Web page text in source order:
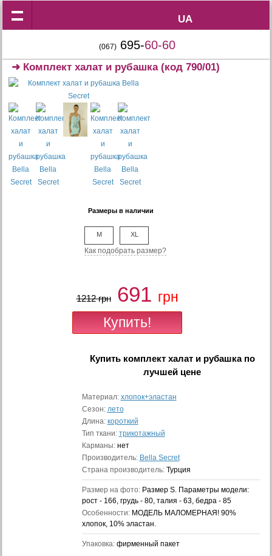
UA
UA
(067) 695-60-60
➜ Комплект халат и рубашка(код 790/01)
Размеры в наличии
M XL
Как подобрать размер?
1212 грн 691 грн
Купить комплект халат и рубашкапо
лучшей цене
Материал: хлопок+эластан
Сезон: лето
Длина: короткий
Тип ткани: трикотажный
Карманы: нет
Производитель: Bella Secret
Страна производитель: Турция
Размер на фото: Размер S. Параметры модели:
рост - 166, грудь - 80, талия - 63, бедра - 85
Особенности: МОДЕЛЬ МАЛОМЕРНАЯ! 90%
хлопок, 10% эластан.
Упаковка: фирменный пакет